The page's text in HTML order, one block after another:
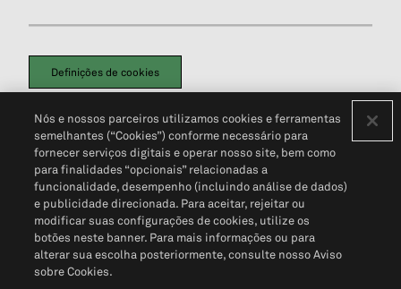
Definições de cookies
Política de PrivacidadePortal de privacidade do cliente (em inglês)
Não Venda Minhas Informações Pessoais© 2026 S&P Global
Nós e nossos parceiros utilizamos cookies e ferramentas
semelhantes (“Cookies”) conforme necessário para
fornecer serviços digitais e operar nosso site, bem como
para finalidades “opcionais” relacionadas a
funcionalidade, desempenho (incluindo análise de dados)
e publicidade direcionada. Para aceitar, rejeitar ou
modificar suas configurações de cookies, utilize os
botões neste banner. Para mais informações ou para
alterar sua escolha posteriormente, consulte nosso Aviso
sobre Cookies.